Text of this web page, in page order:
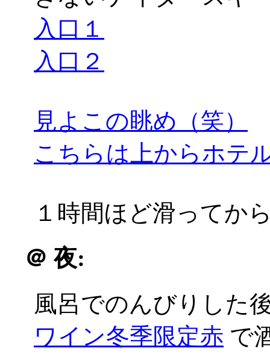
入口１
入口２
見よこの眺め（笑）
こちらは上からホテ
１時間ほど滑ってか
＠ 夜:
風呂でのんびりした
ワイン冬季限定赤 で